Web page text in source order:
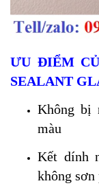
ƯU ĐIỂM
SEALANT
Không bị
màu
Kết dính
không sơn